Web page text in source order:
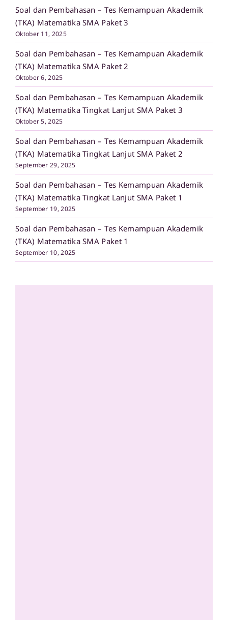
Soal dan Pembahasan – Tes Kemampuan Akademik
(TKA) Matematika SMA Paket 3
Oktober 11, 2025
Soal dan Pembahasan – Tes Kemampuan Akademik
(TKA) Matematika SMA Paket 2
Oktober 6, 2025
Soal dan Pembahasan – Tes Kemampuan Akademik
(TKA) Matematika Tingkat Lanjut SMA Paket 3
Oktober 5, 2025
Soal dan Pembahasan – Tes Kemampuan Akademik
(TKA) Matematika Tingkat Lanjut SMA Paket 2
September 29, 2025
Soal dan Pembahasan – Tes Kemampuan Akademik
(TKA) Matematika Tingkat Lanjut SMA Paket 1
September 19, 2025
Soal dan Pembahasan – Tes Kemampuan Akademik
(TKA) Matematika SMA Paket 1
September 10, 2025